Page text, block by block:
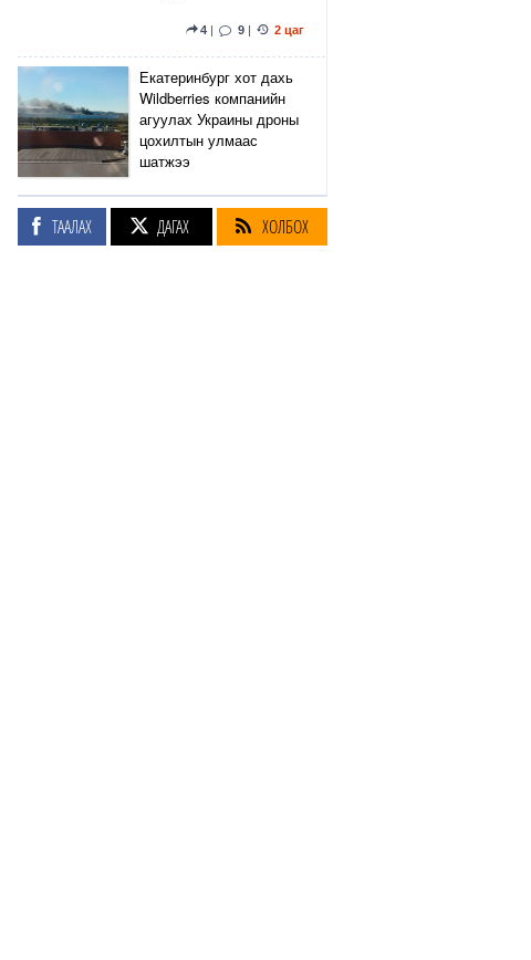
4 | 9 | 2 цаг
Екатеринбург хот дахь
Wildberries компанийн
агуулах Украины дроны
цохилтын улмаас
шатжээ
Элэгний өөхлөлт
ТААЛАХ ДАГАХ ХОЛБОХ